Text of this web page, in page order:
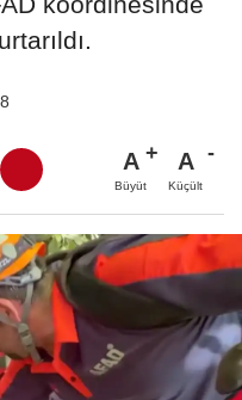
A
Büyüt
A
Küçült